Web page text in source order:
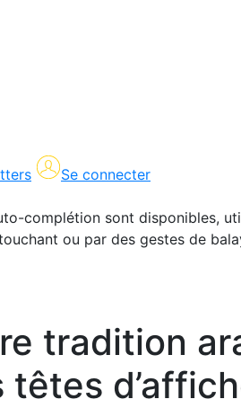
Se connecter
complétion sont disponibles,
ou par des gestes de
tradition